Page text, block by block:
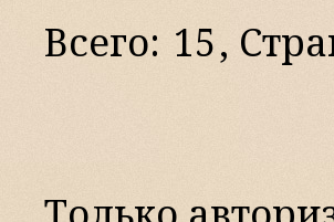
Всего: 15,